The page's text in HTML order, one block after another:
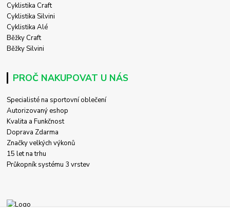
Cyklistika Craft
Cyklistika Silvini
Cyklistika Alé
Běžky Craft
Běžky Silvini
PROČ NAKUPOVAT U NÁS
Specialisté na sportovní oblečení
Autorizovaný eshop
Kvalita a Funkčnost
Doprava Zdarma
Značky velkých výkonů
15 let na trhu
Průkopník systému 3 vrstev